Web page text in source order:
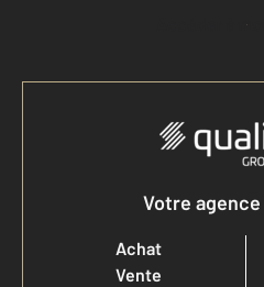
Accéder à
Votre
Achat
Vente